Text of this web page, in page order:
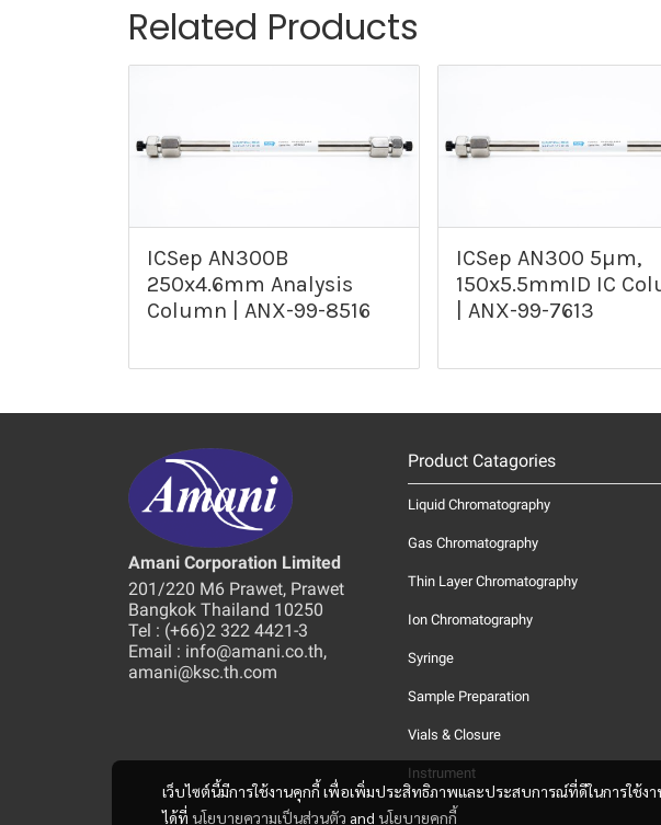
Related Products
ICSep AN300B
250x4.6mm Analysis
Column | ANX-99-8516
ICSep AN300 5µm,
150x5.5mmID IC
| ANX-99-7613
เว็บไซต์นี้มีการใช้งานคุกกี้ เพื่อเพิ่มประสิทธิภาพและประสบการณ์ที่ดีในการใช้ง
ได้ที่ นโยบายความเป็นส่วนตัว and นโยบายคุกกี้
Amani Corporation Limited
201/220 M6 Prawet, Prawet
Bangkok Thailand 10250
Tel : (+66)2 322 4421-3
Email : info@amani.co.th,
amani@ksc.th.com
Product Catagories
Liquid Chromatography
Gas Chromatography
Thin Layer Chromatography
Ion Chromatography
Syringe
Sample Preparation
Vials & Closure
Instrument